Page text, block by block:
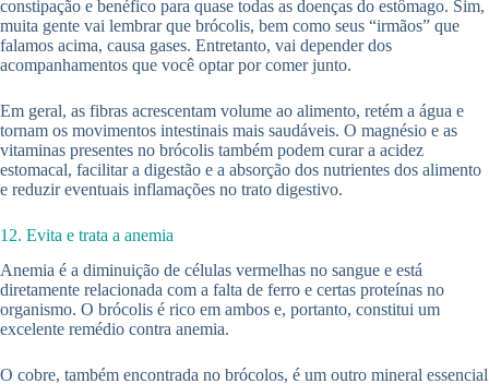
constipação e benéfico para quase todas as doenças do estômago. Sim,
muita gente vai lembrar que brócolis, bem como seus “irmãos” que
falamos acima, causa gases. Entretanto, vai depender dos
acompanhamentos que você optar por comer junto.
Em geral, as fibras acrescentam volume ao alimento, retém a água e
tornam os movimentos intestinais mais saudáveis. O magnésio e as
vitaminas presentes no brócolis também podem curar a acidez
estomacal, facilitar a digestão e a absorção dos nutrientes dos alimento
e reduzir eventuais inflamações no trato digestivo.
12. Evita e trata a anemia
Anemia é a diminuição de células vermelhas no sangue e está
diretamente relacionada com a falta de ferro e certas proteínas no
organismo. O brócolis é rico em ambos e, portanto, constitui um
excelente remédio contra anemia.
O cobre, também encontrada no brócolos, é um outro mineral essencial